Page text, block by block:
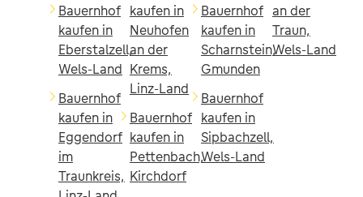
Bauernhof
kaufen in
Eberstalzell,
Wels-Land
Bauernhof
kaufen in
Eggendorf
im
Traunkreis,
kaufen in
Neuhofen
an der
Krems,
Linz-Land
Bauernhof
kaufen in
Pettenbach,
Kirchdorf
Bauernhof
kaufen in
Scharnstein,
Gmunden
Bauernhof
kaufen in
Sipbachzell,
Wels-Land
an der
Traun,
Wels-Land